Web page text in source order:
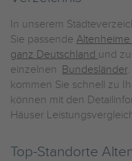
In unserem
Sie passende
ganz Deutschland und
einzelnen Bundesländer
kommen Sie schnell zu
können mit den
Häuser
Top-Standorte